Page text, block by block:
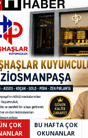
ÇOK
BU HAFTA ÇOK
OKUNANLAR